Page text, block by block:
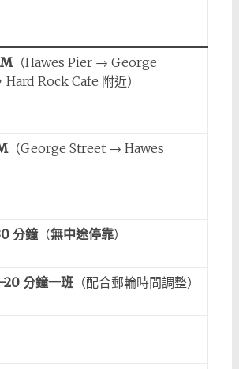
（Hawes Pier → George
Rock Cafe 附近）
（George Street → Hawes
分鐘（無中途停靠）
分鐘一班（配合郵輪時間調整）